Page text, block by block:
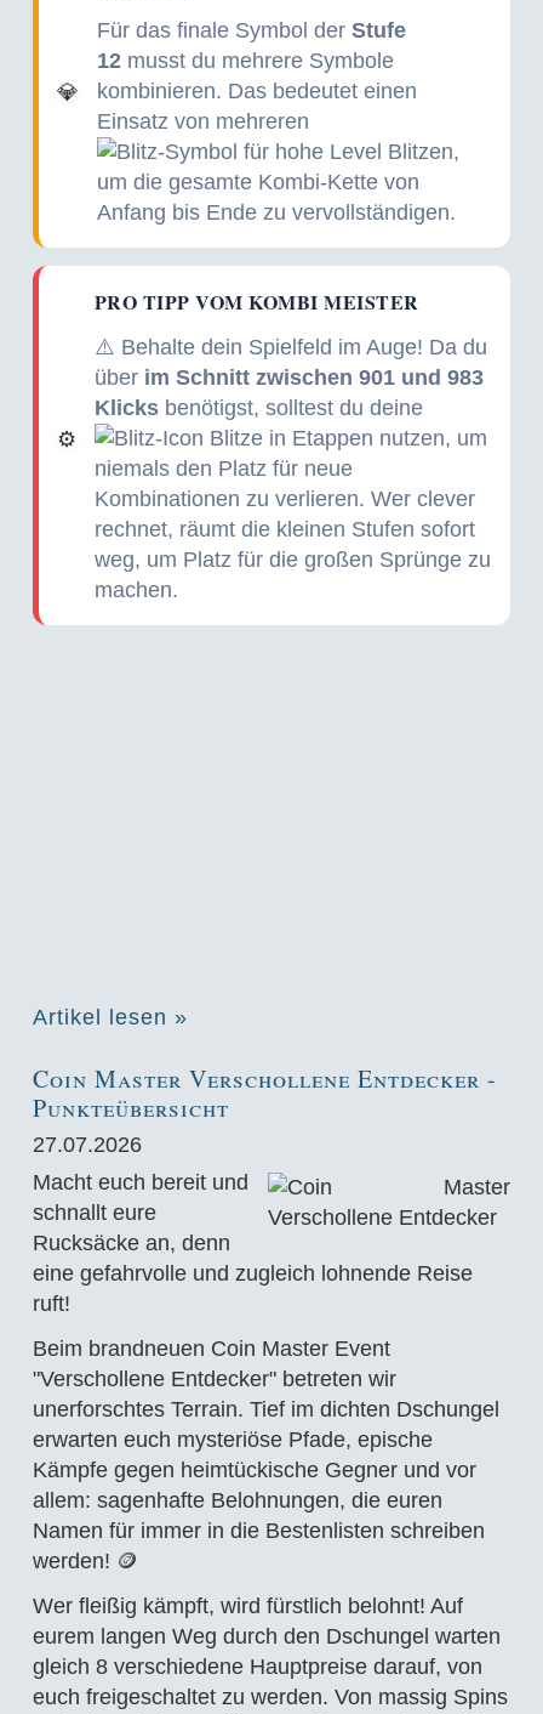
💎
Für das finale Symbol der Stufe
12musst du mehrere Symbole
kombinieren. Das bedeutet einen
Einsatz von mehreren
Blitzen,
um die gesamte Kombi-Kette von
Anfang bis Ende zu vervollständigen.
⚙️
PRO TIPP VOM KOMBI MEISTER
⚠️ Behalte dein Spielfeld im Auge! Da du
überim Schnitt zwischen 901 und 983
Klicksbenötigst, solltest du deine
Blitze in Etappen nutzen, um
niemals den Platz für neue
Kombinationen zu verlieren. Wer clever
rechnet, räumt die kleinen Stufen sofort
weg, um Platz für die großen Sprünge zu
machen.
Artikel lesen »
Coin Master Verschollene Entdecker -
Punkteübersicht
27.07.2026
Macht euch bereit und
schnallt eure
Rucksäcke an, denn
eine gefahrvolle und zugleich lohnende Reise
ruft!
Beim brandneuen Coin Master Event
"Verschollene Entdecker" betreten wir
unerforschtes Terrain. Tief im dichten Dschungel
erwarten euch mysteriöse Pfade, epische
Kämpfe gegen heimtückische Gegner und vor
allem: sagenhafte Belohnungen, die euren
Namen für immer in die Bestenlisten schreiben
werden! 🪙
Wer fleißig kämpft, wird fürstlich belohnt! Auf
eurem langen Weg durch den Dschungel warten
gleich 8 verschiedene Hauptpreise darauf, von
euch freigeschaltet zu werden. Von massig Spins